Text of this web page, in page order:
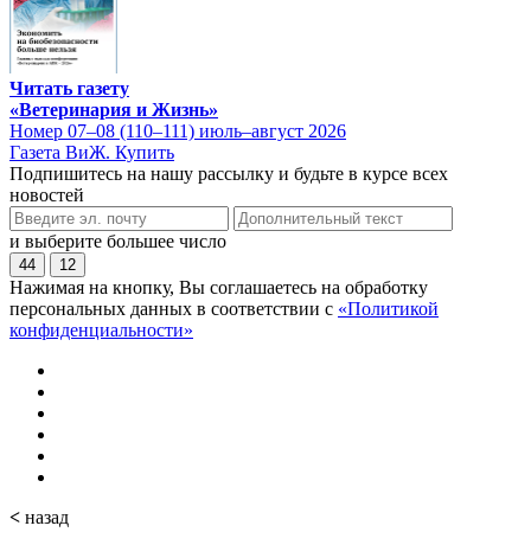
Читать газету
«Ветеринария и Жизнь»
Номер 07–08 (110–111) июль–август 2026
Газета ВиЖ. Купить
Подпишитесь на нашу рассылку и будьте в курсе всех
новостей
и выберите большее число
44 12
Нажимая на кнопку, Вы соглашаетесь на обработку
персональных данных в соответствии с «Политикой
конфиденциальности»
< назад